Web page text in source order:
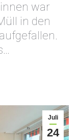
war
in den
Juli
24